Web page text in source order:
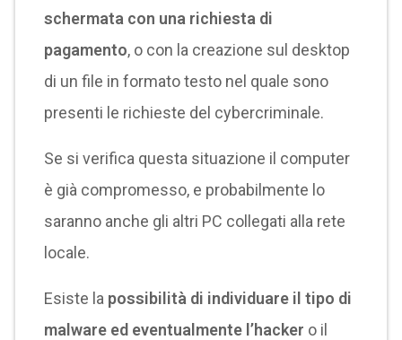
schermata con una richiesta di
pagamento, o con la creazione sul desktop
di un file in formato testo nel quale sono
presenti le richieste del cybercriminale.
Se si verifica questa situazione il computer
è già compromesso, e probabilmente lo
saranno anche gli altri PC collegati alla rete
locale.
Esiste la possibilità di individuare il tipo di
malware ed eventualmente l’hacker o il